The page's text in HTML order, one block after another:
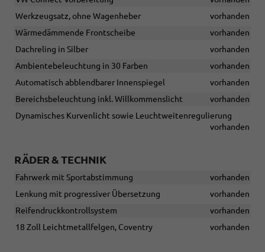
Werkzeugsatz, ohne Wagenheber
vorhanden
Wärmedämmende Frontscheibe
vorhanden
Dachreling in Silber
vorhanden
Ambientebeleuchtung in 30 Farben
vorhanden
Automatisch abblendbarer Innenspiegel
vorhanden
Bereichsbeleuchtung inkl. Willkommenslicht
vorhanden
Dynamisches Kurvenlicht sowie Leuchtweitenregulierung
vorhanden
RÄDER & TECHNIK
Fahrwerk mit Sportabstimmung
vorhanden
Lenkung mit progressiver Übersetzung
vorhanden
Reifendruckkontrollsystem
vorhanden
18 Zoll Leichtmetallfelgen, Coventry
vorhanden